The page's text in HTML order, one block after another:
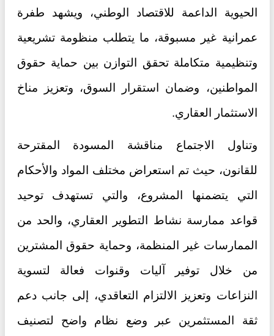
الحيوية الداعمة للاقتصاد الوطني، ويشهد طفرة
عمرانية غير مسبوقة، ما يتطلب منظومة تشريعية
وتنظيمية متكاملة تحقق التوازن بين حماية حقوق
المواطنين، وضمان استقرار السوق، وتعزيز مناخ
الاستثمار العقاري.
وتناول الاجتماع مناقشة المسودة المقترحة
للقانون، حيث تم استعراض مختلف المواد والأحكام
التي يتضمنها المشروع، والتي تستهدف توحيد
قواعد ممارسة نشاط التطوير العقاري، والحد من
الممارسات غير المنظمة، وحماية حقوق المشترين
من خلال توفير آليات وقنوات فعالة لتسوية
النزاعات وتعزيز الالتزام التعاقدي، إلى جانب دعم
ثقة المستثمرين عبر وضع نظام واضح لتصنيف